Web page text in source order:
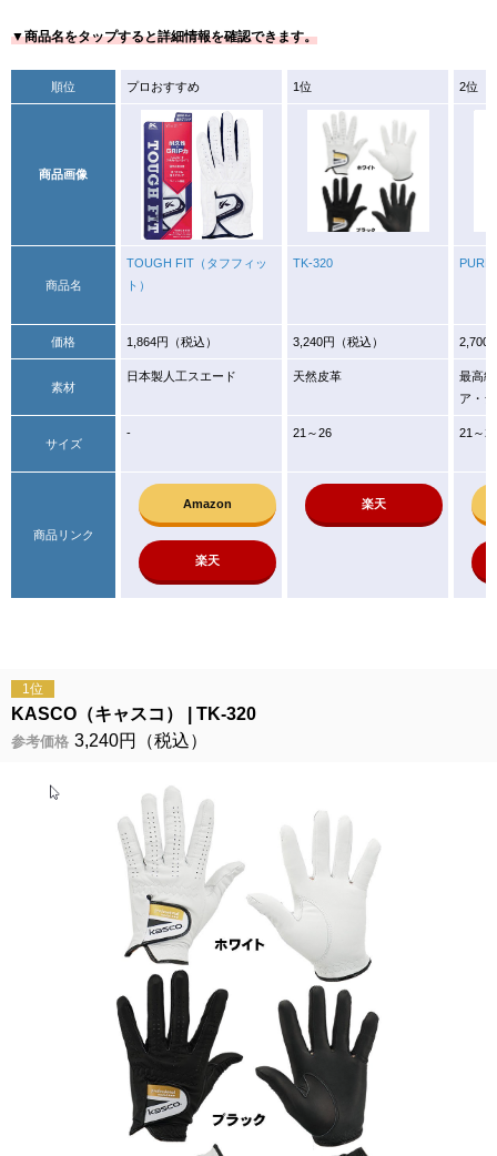
▼商品名をタップすると詳細情報を確認できます。
順位 プロおすすめ 1位 2位
商品画像
商品名
TOUGH FIT（タフフィッ
ト）
TK-320 PURE
価格 1,864円（税込） 3,240円（税込） 2,700
素材
日本製人工スエード 天然皮革
最高
ア・
サイズ
- 21～26 21～26
商品リンク
Amazon
楽天
楽天
1位
KASCO（キャスコ） TK-320
参考価格 3,240円（税込）